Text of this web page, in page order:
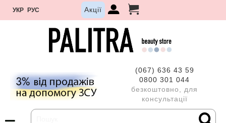
УКР РУС Акції
(067) 636 43 59
0800 301 044
безкоштовно, для
консультації